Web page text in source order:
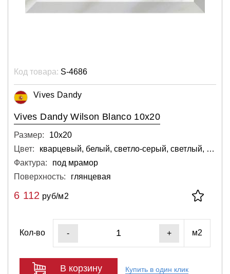
Код товара: S-4686
Vives Dandy
Vives Dandy Wilson Blanco 10x20
Размер:
10х20
Цвет:
кварцевый, белый, светло-серый, светлый, серебряный
Фактура:
под мрамор
Поверхность:
глянцевая
6 112 руб/м2
Кол-во - + м2
В корзину Купить в один клик